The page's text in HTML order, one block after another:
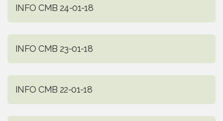
INFO CMB 24-01-18
INFO CMB 23-01-18
INFO CMB 22-01-18